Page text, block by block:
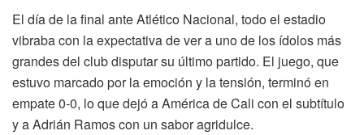
El día de la final ante Atlético Nacional, todo el estadio
vibraba con la expectativa de ver a uno de los ídolos más
grandes del club disputar su último partido. El juego, que
estuvo marcado por la emoción y la tensión, terminó en
empate 0-0, lo que dejó a América de Cali con el subtítulo
y a Adrián Ramos con un sabor agridulce.